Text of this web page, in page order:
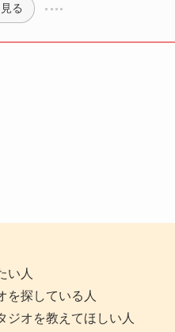
る
い人
を探している人
ジオを教えてほしい人